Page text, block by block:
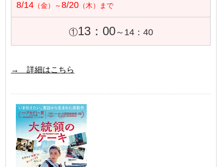
8/14 （金）～8/20 （木）まで
①13：00～14：40
→ 詳細はこちら